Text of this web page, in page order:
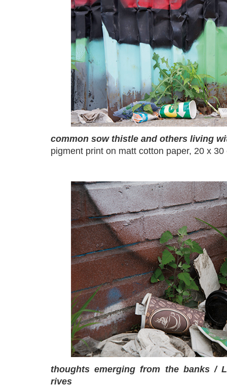
common sow thistle and others living
pigment print on matt cotton paper, 20 x 30
thoughts emerging from the banks /
rives